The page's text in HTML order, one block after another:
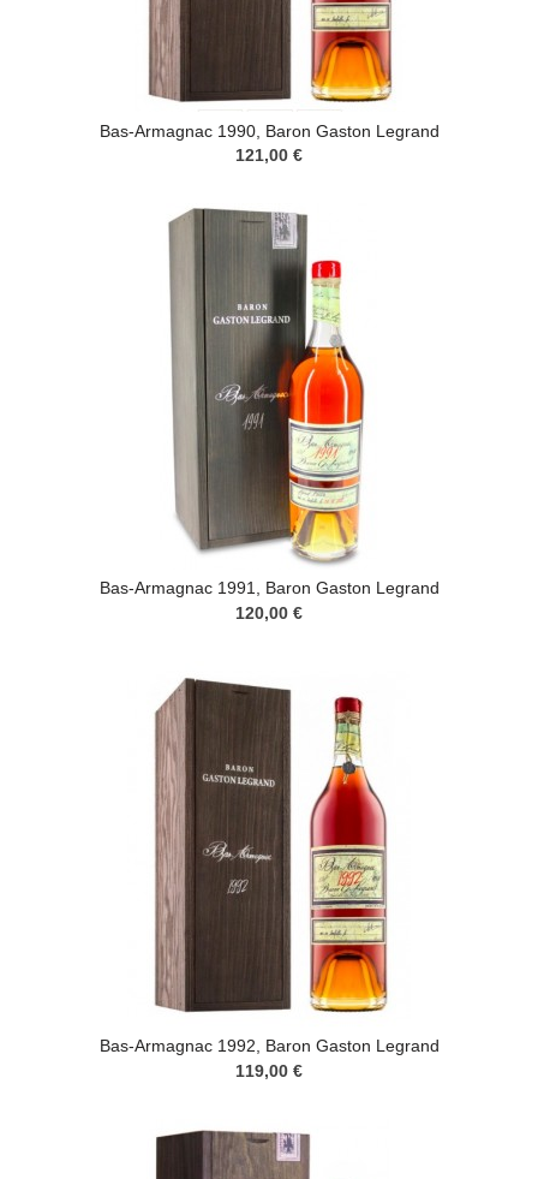
Bas-Armagnac 1990, Baron Gaston Legrand
121,00 €
Bas-Armagnac 1991, Baron Gaston Legrand
120,00 €
Bas-Armagnac 1992, Baron Gaston Legrand
119,00 €